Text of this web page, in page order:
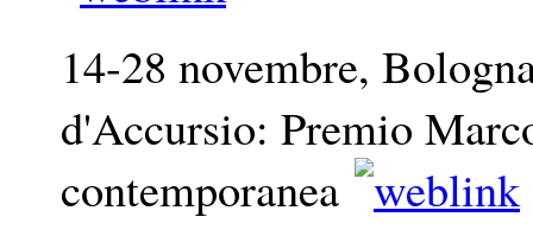
14-28 novembre,
d'Accursio: Premio
contemporanea